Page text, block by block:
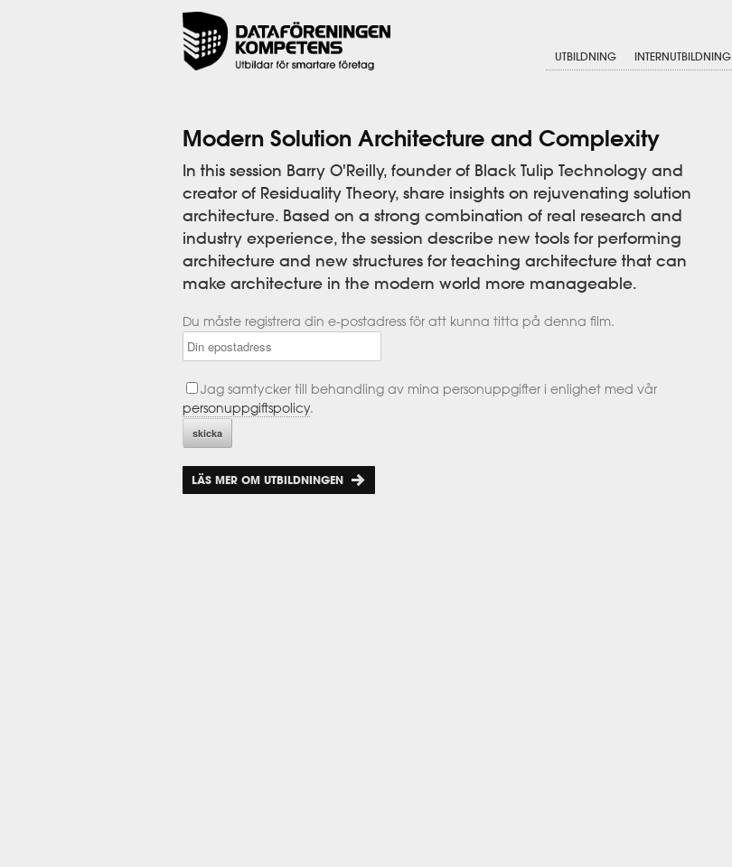
UTBILDNING INTERNUTBILDNING
Modern Solution Architecture and Complexity
In this session Barry O'Reilly, founder of Black Tulip Technology and
creator of Residuality Theory, share insights on rejuvenating solution
architecture. Based on a strong combination of real research and
industry experience, the session describe new tools for performing
architecture and new structures for teaching architecture that can
make architecture in the modern world more manageable.
Du måste registrera din e-postadress för att kunna titta på denna film.
Jag samtycker till behandling av mina personuppgifter i enlighet med vår
personuppgiftspolicy.
LÄS MER OM UTBILDNINGEN